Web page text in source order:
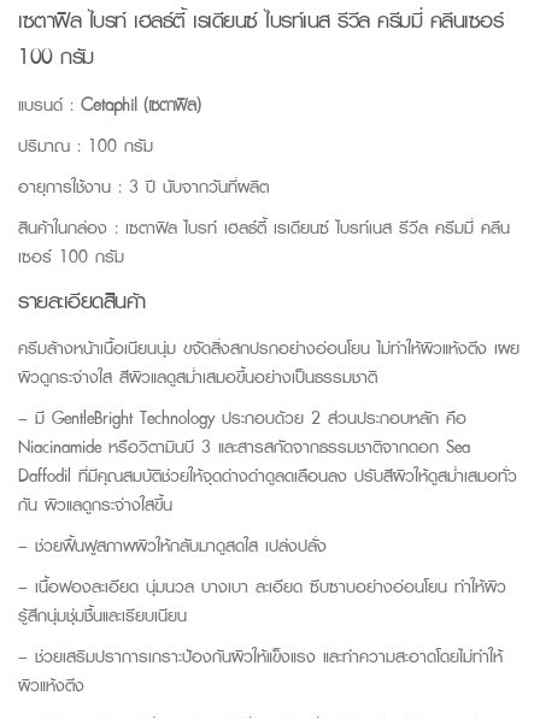
เซตาฟิล ไบรท์ เฮลธ์ตี้ เรเดียนซ์ ไบรท์เนส รีวีล ครีมมี่ คลีนเซอร์
100 กรัม
แบรนด์ : Cetaphil (เซตาฟิล)
ปริมาณ : 100 กรัม
อายุการใช้งาน : 3 ปี นับจากวันที่ผลิต
สินค้าในกล่อง : เซตาฟิล ไบรท์ เฮลธ์ตี้ เรเดียนซ์ ไบรท์เนส รีวีล ครีมมี่ คลีน
เซอร์ 100 กรัม
รายละเอียดสินค้า
ครีมล้างหน้าเนื้อเนียนนุ่ม ขจัดสิ่งสกปรกอย่างอ่อนโยน ไม่ทำให้ผิวแห้งตึง เผย
ผิวดูกระจ่างใส สีผิวแลดูสม่ำเสมอขึ้นอย่างเป็นธรรมชาติ
– มี GentleBright Technology ประกอบด้วย 2 ส่วนประกอบหลัก คือ
Niacinamide หรือวิตามินบี 3 และสารสกัดจากธรรมชาติจากดอก Sea
Daffodil ที่มีคุณสมบัติช่วยให้จุดด่างดำดูลดเลือนลง ปรับสีผิวให้ดูสม่ำเสมอทั่ว
กัน ผิวแลดูกระจ่างใสขึ้น
– ช่วยฟื้นฟูสภาพผิวให้กลับมาดูสดใส เปล่งปลั่ง
– เนื้อฟองละเอียด นุ่มนวล บางเบา ละเอียด ซึบซาบอย่างอ่อนโยน ทำให้ผิว
รู้สึกนุ่มชุ่มชื้นและเรียบเนียน
– ช่วยเสริมปราการเกราะป้องกันผิวให้แข็งแรง และทำความสะอาดโดยไม่ทำให้
ผิวแห้งตึง